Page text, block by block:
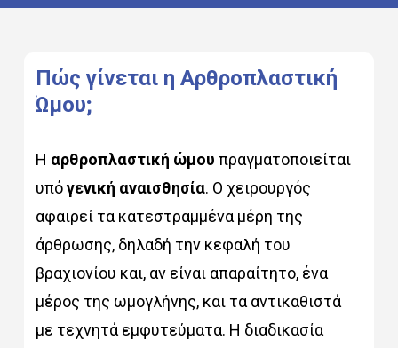
Πώς γίνεται η Αρθροπλαστική
Ώμου;
Η αρθροπλαστική ώμου πραγματοποιείται
υπόγενική αναισθησία. Ο χειρουργός
αφαιρεί τα κατεστραμμένα μέρη της
άρθρωσης, δηλαδή την κεφαλή του
βραχιονίου και, αν είναι απαραίτητο, ένα
μέρος της ωμογλήνης, και τα αντικαθιστά
με τεχνητά εμφυτεύματα. Η διαδικασία